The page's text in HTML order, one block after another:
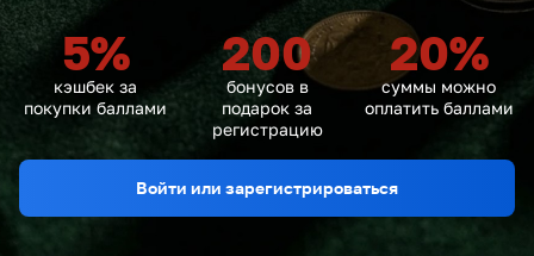
5%
кэшбек за
покупки баллами
200
бонусов в
подарок за
регистрацию
20%
суммы можно
оплатить баллами
Войти или зарегистрироваться